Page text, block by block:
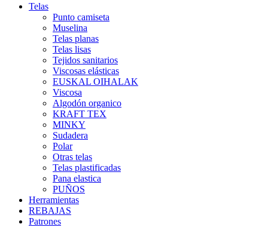
Telas
Punto camiseta
Muselina
Telas planas
Telas lisas
Tejidos sanitarios
Viscosas elásticas
EUSKAL OIHALAK
Viscosa
Algodón organico
KRAFT TEX
MINKY
Sudadera
Polar
Otras telas
Telas plastificadas
Pana elastica
PUÑOS
Herramientas
REBAJAS
Patrones